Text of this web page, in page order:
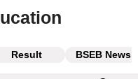
Result BSEB News